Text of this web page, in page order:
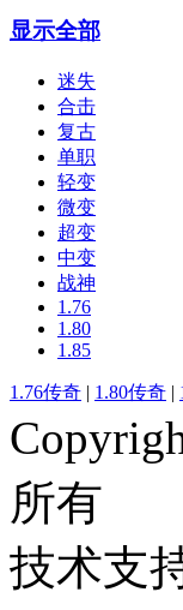
显示全部
迷失
合击
复古
单职
轻变
微变
超变
中变
战神
1.76
1.80
1.85
1.76传奇 | 1.80传奇 |
所有
技术支